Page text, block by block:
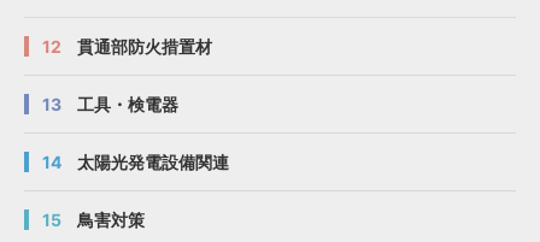
12 貫通部防火措置材
13 工具・検電器
14 太陽光発電設備関連
15 鳥害対策